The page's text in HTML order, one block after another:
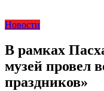
Новости
В рамках
музей провел
праздников»